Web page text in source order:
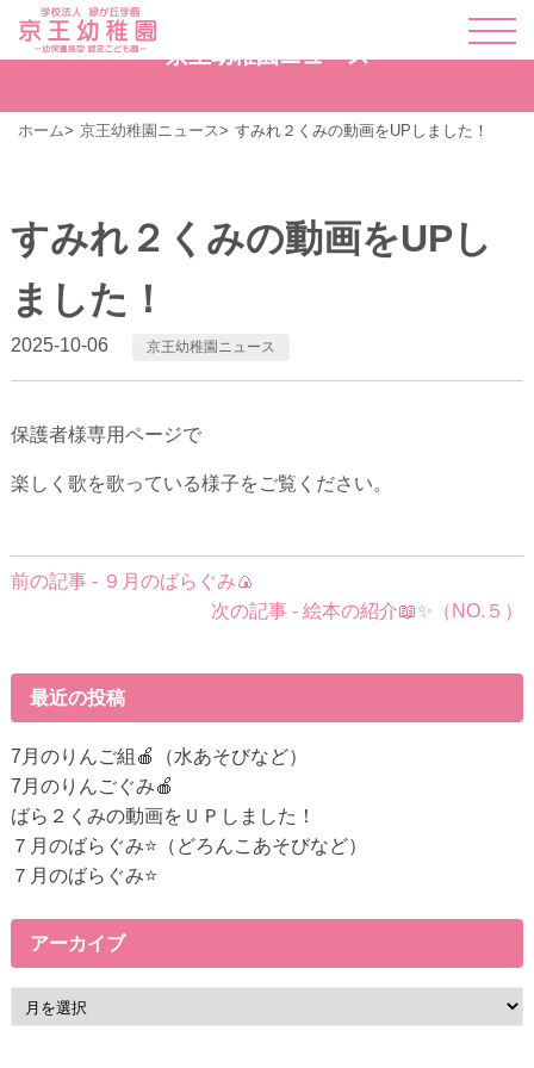
京王幼稚園ニュース
ホーム 京王幼稚園ニュース すみれ２くみの動画をUPしました！
すみれ２くみの動画をUPし
ました！
2025-10-06 京王幼稚園ニュース
保護者様専用ページで
楽しく歌を歌っている様子をご覧ください。
前
へ
の
リ
ン
ク
前の記事 - ９月のばらぐみ🍙
次の記事 - 絵本の紹介📖✨（NO.５）
最近の投稿
7月のりんご組🍎（水あそびなど）
7月のりんごぐみ🍎
ばら２くみの動画をＵＰしました！
７月のばらぐみ⭐（どろんこあそびなど）
７月のばらぐみ⭐
アーカイブ
ー